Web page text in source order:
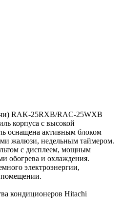
RAK-25RXB/RAC-25WXB
корпуса с высокой
оснащена активным блоком
жалюзи, недельным таймером.
с дисплеем, мощным
обогрева и охлаждения.
электроэнергии,
помещении.
кондиционеров Hitachi